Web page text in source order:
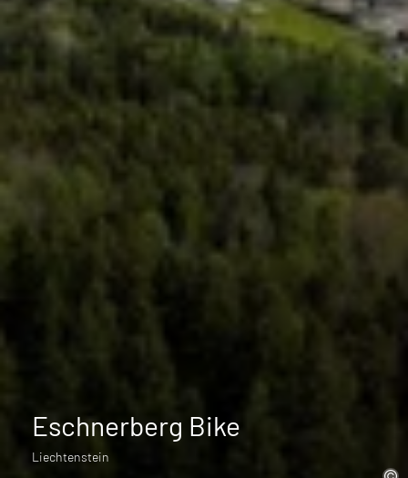
Eschnerberg Bike
Liechtenstein